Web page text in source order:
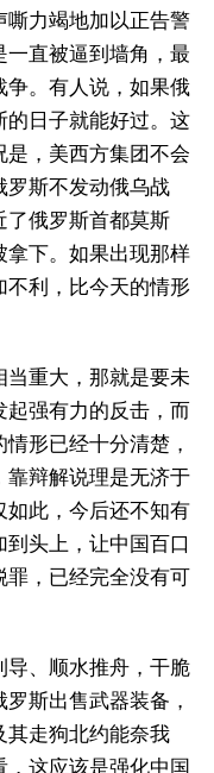
嘶力竭地加以正告警
直被逼到墙角，最
争。有人说，如果俄
的日子就能好过。这
，美西方集团不会
罗斯不发动俄乌战
了俄罗斯首都莫斯
拿下。如果出现那样
不利，比今天的情形
重大，那就是要未
起强有力的反击，而
形已经十分清楚，
靠辩解说理是无济于
如此，今后还不知有
头上，让中国百口
罪，已经完全没有可
导、顺水推舟，干脆
斯出售武器装备，
其走狗北约能奈我
这应该是强化中国